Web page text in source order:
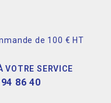
de 100 € HT
VOTRE SERVICE
86 40